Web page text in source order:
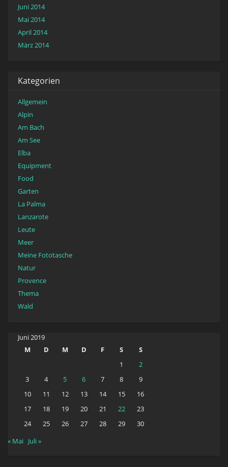
Juni 2014
Mai 2014
April 2014
März 2014
Kategorien
Allgemein
Alpin
Am Bach
Am See
Elba
Equipment
Food
Garten
La Palma
Lanzarote
Leute
Meer
Meine Fototasche
Natur
Provence
Thema
Wald
Juni 2019
M
D M D F S
S
1
2
3
4 5 6 7 8
9
10
11 12 13 14 15
16
17
18 19 20 21 22
23
24
25 26 27 28 29
30
« Mai Juli »